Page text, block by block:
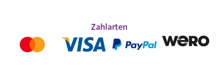
Zahlarten